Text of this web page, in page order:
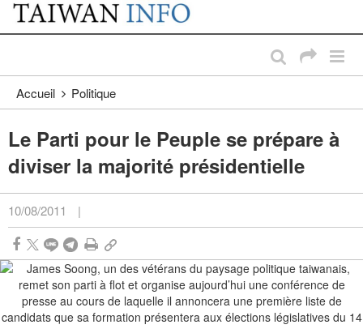
Passer au contenu principal
:::
Accueil Politique
Le Parti pour le Peuple se prépare à
diviser la majorité présidentielle
10/08/2011 |